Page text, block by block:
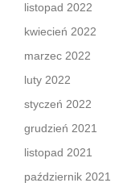
listopad 2022
kwiecień 2022
marzec 2022
luty 2022
styczeń 2022
grudzień 2021
listopad 2021
październik 2021